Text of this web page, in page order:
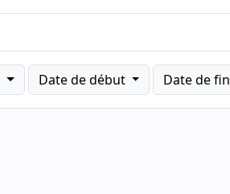
Date de début Date de fin